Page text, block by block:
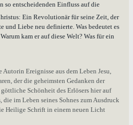
so entscheidenden Einfluss auf die
Ein Revolutionär für seine Zeit, der
und Liebe neu definierte. Was bedeutet es
kam er auf diese Welt? Was für ein
Ereignisse aus dem Leben Jesu,
der die geheimsten Gedanken der
Schönheit des Erlösers hier auf
im Leben seines Sohnes zum Ausdruck
Heilige Schrift in einem neuen Licht